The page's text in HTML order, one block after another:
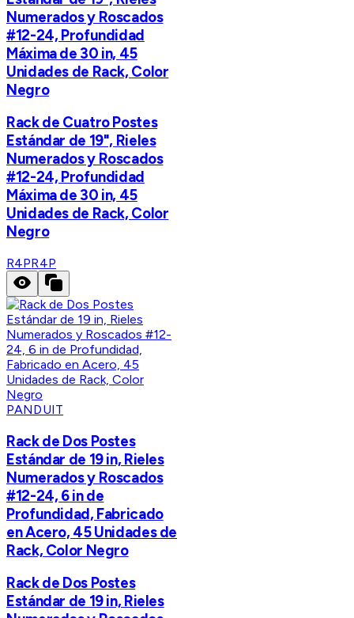
Numerados y Roscados
#12-24, Profundidad
Máxima de 30 in, 45
Unidades de Rack, Color
Negro
Rack de Cuatro Postes
Estándar de 19", Rieles
Numerados y Roscados
#12-24, Profundidad
Máxima de 30 in, 45
Unidades de Rack, Color
Negro
R4PR4P
PANDUIT
Rack de Dos Postes
Estándar de 19 in, Rieles
Numerados y Roscados
#12-24, 6 in de
Profundidad, Fabricado
en Acero, 45 Unidades de
Rack, Color Negro
Rack de Dos Postes
Estándar de 19 in, Rieles